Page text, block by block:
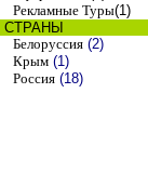
Рекламные Туры(1)
СТРАНЫ
Белоруссия (2)
Крым (1)
Россия (18)